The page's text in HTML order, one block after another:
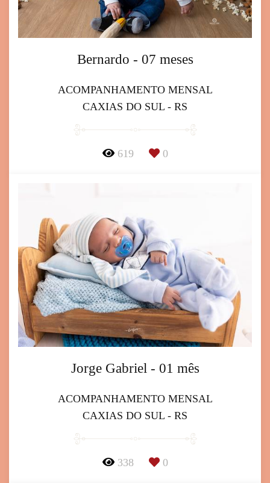
Bernardo - 07 meses
ACOMPANHAMENTO MENSAL
CAXIAS DO SUL - RS
619 0
Jorge Gabriel - 01 mês
ACOMPANHAMENTO MENSAL
CAXIAS DO SUL - RS
338 0